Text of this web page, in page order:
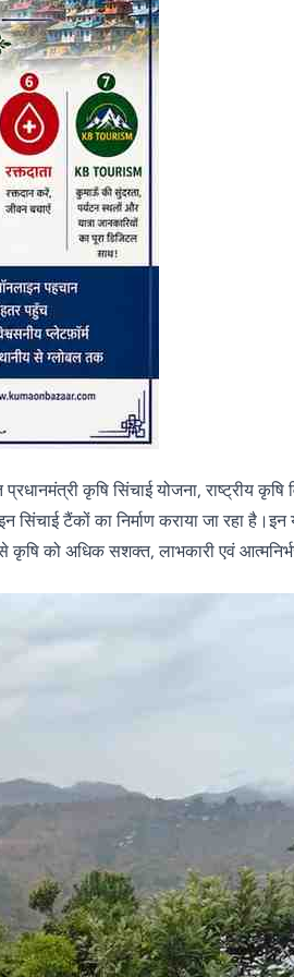
कृषि सिंचाई योजना, राष्ट्रीय
टैंकों का निर्माण कराया जा रहा है।इन
कृषि को अधिक सशक्त, लाभकारी एवं